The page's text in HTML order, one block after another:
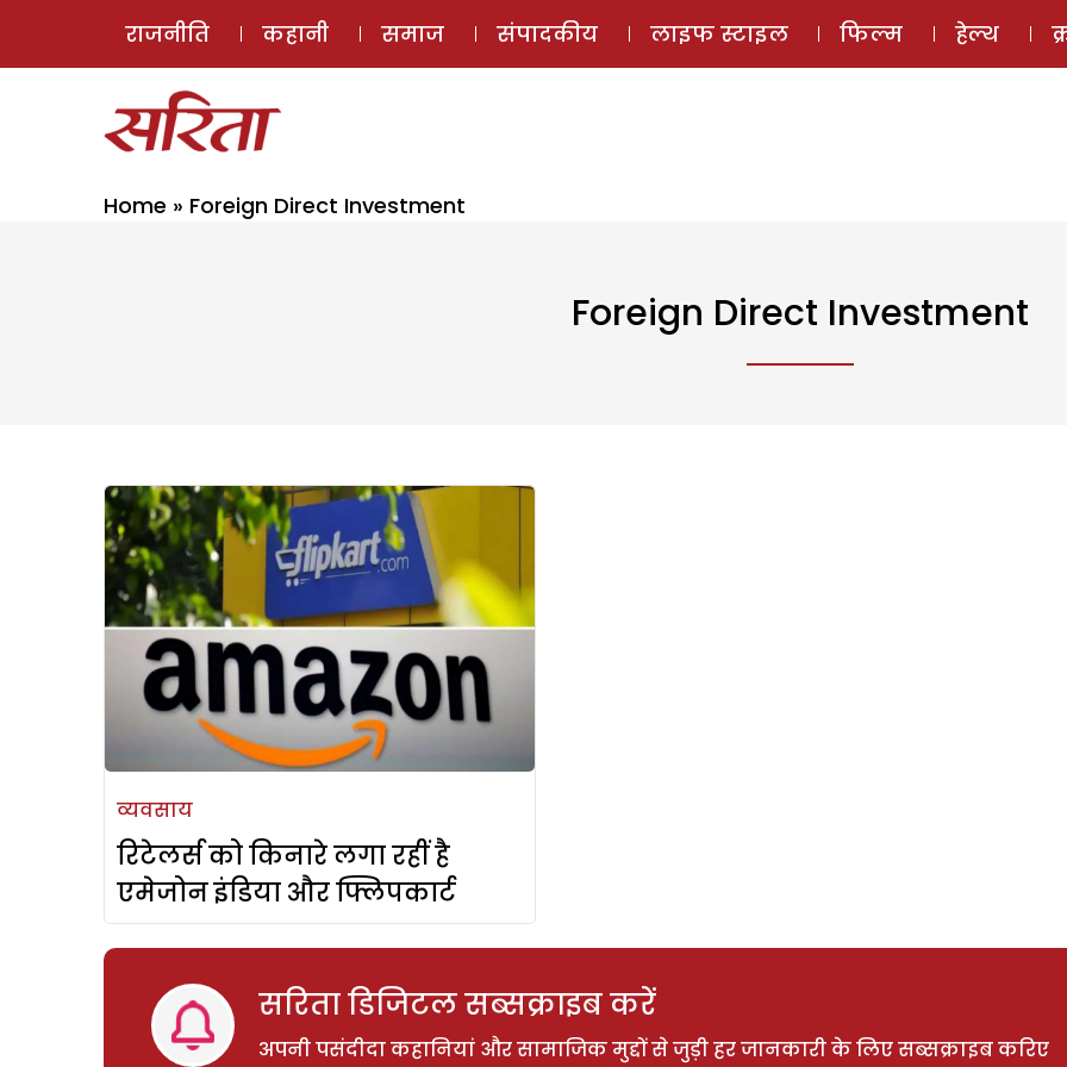
ई-मैगज़ीन
राजनीति कहानी समाज संपादकीय लाइफ स्टाइल फिल्म हेल्थ
Home » Foreign Direct Investment
Foreign Direct Investment
व्यवसाय
रिटेलर्स को किनारे लगा रहीं है
एमेजोन इंडिया और फ्लिपकार्ट
सरिता डिजिटल सब्सक्राइब करें
अपनी पसंदीदा कहानियां और सामाजिक मुद्दों से जुड़ी हर जानकारी के लिए सब्सक्राइब करिए